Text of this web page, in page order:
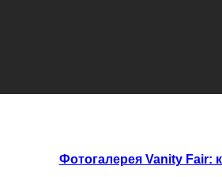
Фотогалерея Vanity